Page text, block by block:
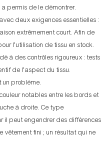
permis de le démontrer.
deux exigences essentielles :
extrêmement court. Afin de
l’utilisation de tissu en stock.
à des contrôles rigoureux : tests
de l’aspect du tissu.
un problème.
notables entre les bords et
à droite. Ce type
il peut engendrer des différences
vêtement fini ; un résultat qui ne